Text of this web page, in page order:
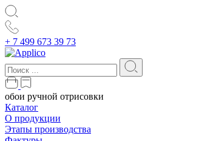
+ 7 499 673 39 73
обои ручной отрисовки
Каталог
О продукции
Этапы производства